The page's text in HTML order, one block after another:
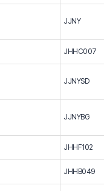
JJNY
JHHC007
JJNYSD
JJNYBG
JHHF102
JHHB049